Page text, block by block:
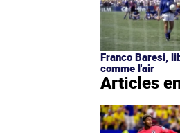
Franco Baresi,
comme l'air
Articles